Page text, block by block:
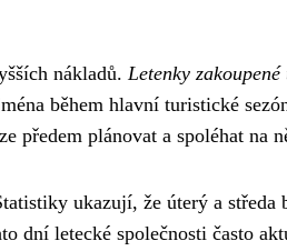
nákladů. Letenky
během hlavní turistické
předem plánovat a spoléhat na
ukazují, že úterý a středa
dní letecké společnosti často